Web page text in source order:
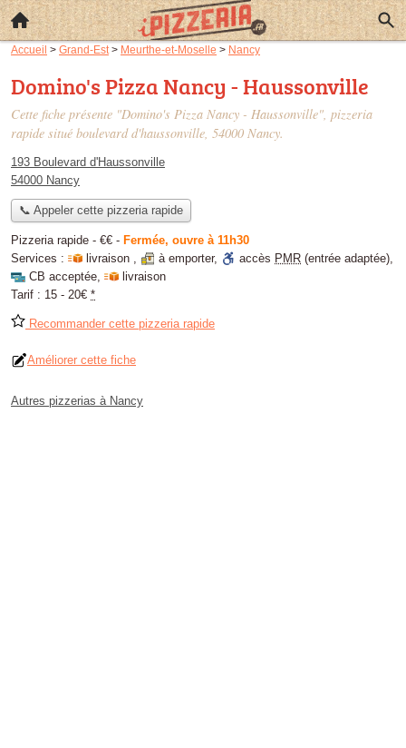
Accueil > Grand-Est > Meurthe-et-Moselle > Nancy
Domino's Pizza Nancy - Haussonville
Cette fiche présente "Domino's Pizza Nancy - Haussonville", pizzeria
rapide situé boulevard d'haussonville, 54000 Nancy.
193 Boulevard d'Haussonville
54000 Nancy
📞 Appeler cette pizzeria rapide
Pizzeria rapide - €€ - Fermée, ouvre à 11h30
Services :
livraison , à emporter, accès PMR (entrée adaptée),
CB acceptée,
livraison
Tarif : 15 - 20€ *
Recommander cette pizzeria rapide
Améliorer cette fiche
Autres pizzerias à Nancy